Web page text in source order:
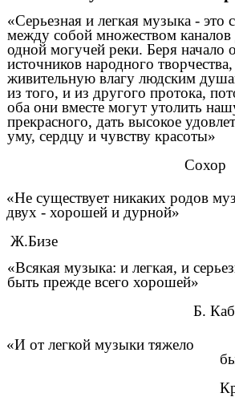
«Серьезная и легкая музыка - это
между собой множеством каналов
одной могучей реки. Беря начало
источников народного творчества,
живительную влагу людским
из того, и из другого протока,
оба они вместе могут утолить
прекрасного, дать высокое
уму, сердцу и чувству красоты»
Сохор
«Не существует никаких родов
двух - хорошей и дурной»
Ж.Бизе
«Всякая музыка: и легкая, и
быть прежде всего хорошей»
Б.
«И от легкой музыки тяжело